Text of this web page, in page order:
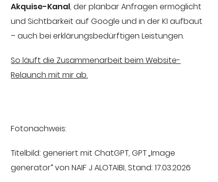
Akquise-Kanal, der planbar Anfragen ermöglicht
und Sichtbarkeit auf Google und in der KI aufbaut
– auch bei erklärungsbedürftigen Leistungen.
So läuft die Zusammenarbeit beim Website-
Relaunch mit mir ab.
Fotonachweis:
Titelbild: generiert mit ChatGPT, GPT „Image
generator“ von NAIF J ALOTAIBI, Stand: 17.03.2026